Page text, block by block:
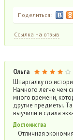
Поделиться:
Ссылка на отзыв
Ольга
Шпаргалку по
Намного легче чем
много времени,
другие предметы.
выучили и сдала
Достоинства
Отличная